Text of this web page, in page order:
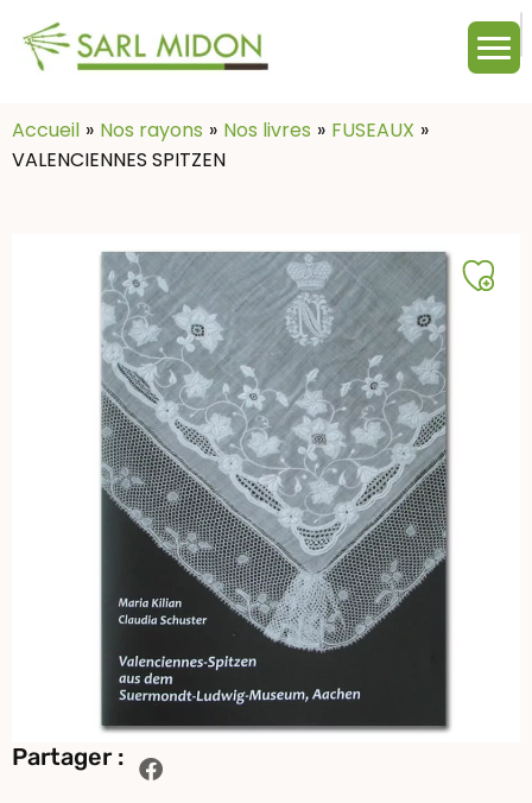
Accueil
Nos rayons Nos livres
FUSEAUX
VALENCIENNES SPITZEN
Partager :